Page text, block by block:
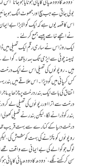
“دودھ کا دودھ پانی کا پانی ہونا یا
بولی جاتی ہے جب سچ اور جھوٹ الگ
اس کا قصہ یوں ہے کہ ایک گوالا بڑا بے ایمان
نے اچھے خاصے پیسے جمع کر لئے۔
ایک روز اس نے ساری رقم ایک تھیلی میں
پسینہ چوٹی سے ایڑی تک بہہ رہا تھا۔
ہیں۔ روپوئوں کی تھیلی اس نے ایک
کس کر پانی میں کود پڑا۔ اس علاقے میں
اتفاق کی بات ایک بندر درخت پر چڑھا یہ
درخت سے اترا اور رپوئوں کی تھیلی لے کر
بندر کو ڈرانے لگا، لیکن بندر نے تھیلی
درخت دریا کے کنارے سے بہت قریب تھا
روپوئوں کو پکڑنے کی بہت کوشش کی،
لوگ جو گوالے کی بے ایمانی سے واقف تھے
سن کر کہنے لگے،”دودھ کا دودھ پانی کا پانی